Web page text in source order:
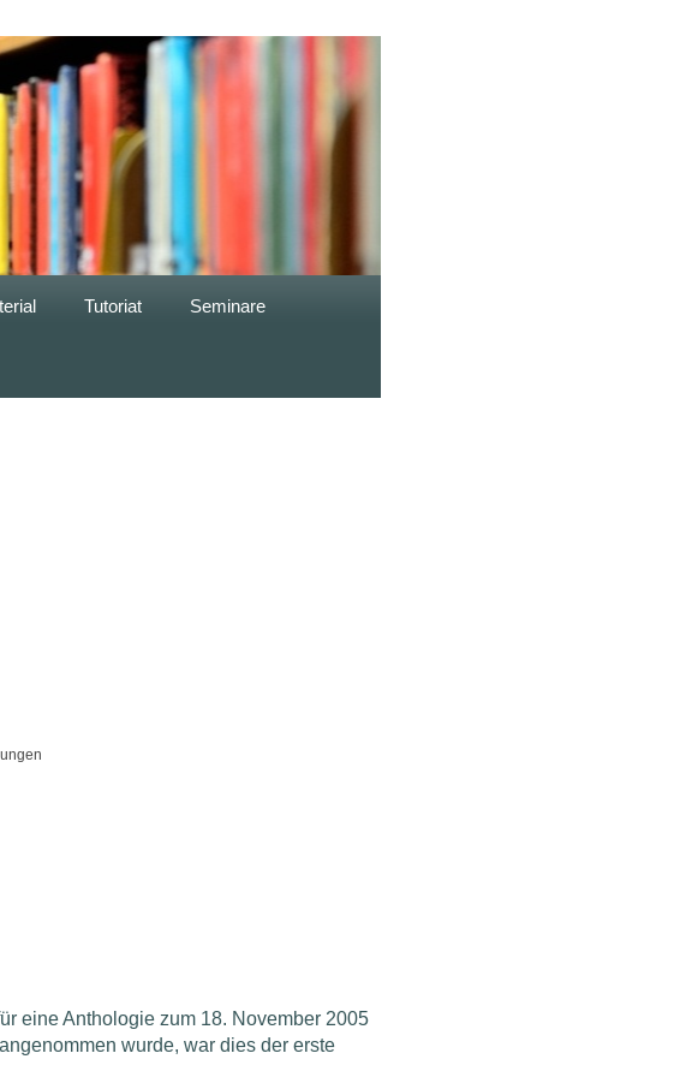
Tutoriat Seminare
eine Anthologie zum 18. November 2005
wurde, war dies der erste